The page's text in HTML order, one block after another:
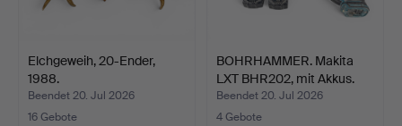
Elchgeweih, 20-Ender,
1988.
Beendet 20. Jul 2026
16 Gebote
BOHRHAMMER. Makita
LXT BHR202, mit Akkus.
Beendet 20. Jul 2026
4 Gebote